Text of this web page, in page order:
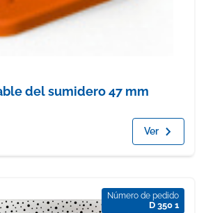
del sumidero 47 mm
Ver
Número de pedido
D 350 1